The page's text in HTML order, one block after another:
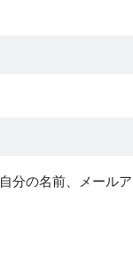
の名前、メール